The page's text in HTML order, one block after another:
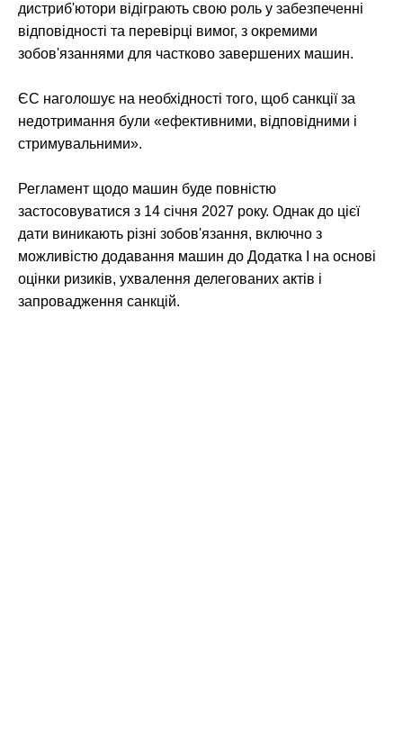
дистриб'ютори відіграють свою роль у забезпеченні
відповідності та перевірці вимог, з окремими
зобов'язаннями для частково завершених машин.
ЄС наголошує на необхідності того, щоб санкції за
недотримання були «ефективними, відповідними і
стримувальними».
Регламент щодо машин буде повністю
застосовуватися з 14 січня 2027 року. Однак до цієї
дати виникають різні зобов'язання, включно з
можливістю додавання машин до Додатка I на основі
оцінки ризиків, ухвалення делегованих актів і
запровадження санкцій.